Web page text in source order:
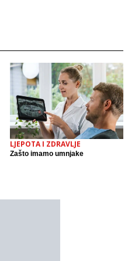
LJEPOTA I ZDRAVLJE
Zašto imamo umnjake